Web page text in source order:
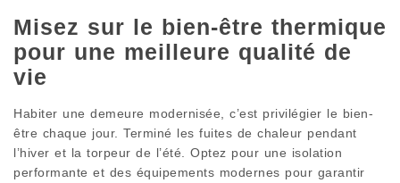
Misez sur le bien-être thermique
pour une meilleure qualité de
vie
Habiter une demeure modernisée, c’est privilégier le bien-
être chaque jour. Terminé les fuites de chaleur pendant
l’hiver et la torpeur de l’été. Optez pour une isolation
performante et des équipements modernes pour garantir